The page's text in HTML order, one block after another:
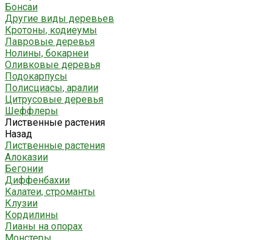
Бонсаи
Другие виды деревьев
Кротоны, кодиеумы
Лавровые деревья
Нолины, бокарнеи
Оливковые деревья
Подокарпусы
Полисциасы, аралии
Цитрусовые деревья
Шеффлеры
Лиственные растения
Назад
Лиственные растения
Алоказии
Бегонии
Диффенбахии
Калатеи, строманты
Клузии
Кордилины
Лианы на опорах